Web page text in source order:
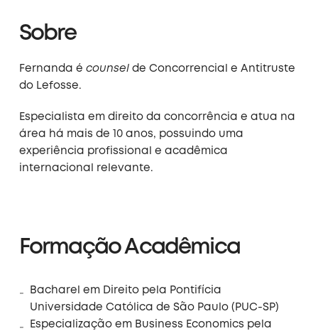
Sobre
Fernanda é counselde Concorrencial e Antitruste
do Lefosse.
Especialista em direito da concorrência e atua na
área há mais de 10 anos, possuindo uma
experiência profissional e acadêmica
internacional relevante.
Formação Acadêmica
Bacharel em Direito pela Pontifícia
Universidade Católica de São Paulo (PUC-SP)
Especialização em Business Economics pela